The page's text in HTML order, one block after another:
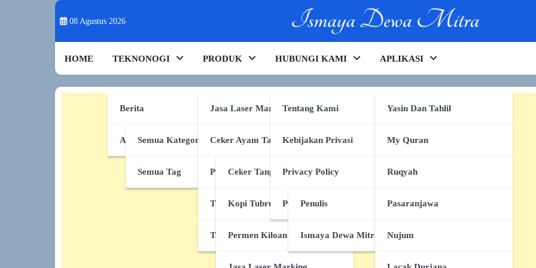
08 Agustus 2026
HOME TEKNONOGI
Berita
AI & Sains
Semua Kategori
Semua Tag
PRODUK
Jasa Laser Marking
Ceker Ayam Tanpa Tulang
Produk Shopee
Ceker Tanpa Tulang
Kopi Tubruk
Permen Kiloan
TikTok Shop
Tokopedia
HUBUNGI KAMI
Tentang Kami
Kebijakan Privasi
Privacy Policy
Persyaratan Layanan
Penulis
Ismaya Dewa Mitra
APLIKASI
Yasin Dan Tahlil
My Quran
Ruqyah
Pasaranjawa
Nujum